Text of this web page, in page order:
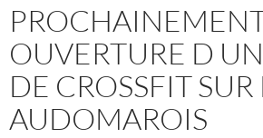
OUVERTURE D
DE CROSSFIT SUR
AUDOMAROIS